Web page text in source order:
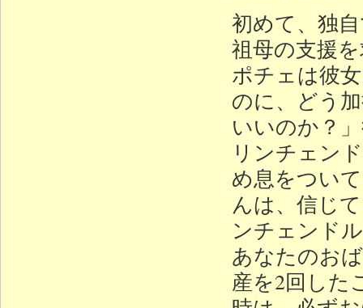
初めて、独
祖母の支援
ポチェは彼
のに、どう
いいのか？
リンチェン
め息をつい
んは、信じ
ンチェンド
あなたのお
産を2回した